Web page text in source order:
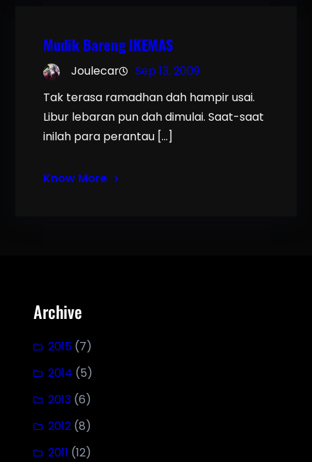
Mudik Bareng IKEMAS
Joulecar
Sep 13, 2009
Tak terasa ramadhan dah hampir usai.
Libur lebaran pun dah dimulai. Saat-saat
inilah para perantau […]
Know More
Archive
2015 (7)
2014 (5)
2013 (6)
2012 (8)
2011 (12)